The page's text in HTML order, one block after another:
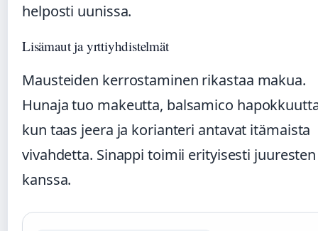
helposti uunissa.
Lisämaut ja yrttiyhdistelmät
Mausteiden kerrostaminen rikastaa makua.
Hunaja tuo makeutta, balsamico
kun taas jeera ja korianteri antavat itämaista
vivahdetta. Sinappi toimii erityisesti juuresten
kanssa.